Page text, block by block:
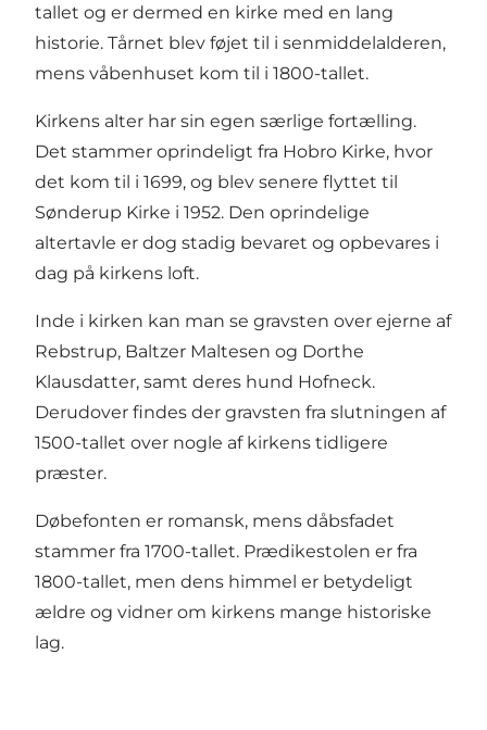
tallet og er dermed en kirke med en lang
historie. Tårnet blev føjet til i senmiddelalderen,
mens våbenhuset kom til i 1800-tallet.
Kirkens alter har sin egen særlige fortælling.
Det stammer oprindeligt fra Hobro Kirke, hvor
det kom til i 1699, og blev senere flyttet til
Sønderup Kirke i 1952. Den oprindelige
altertavle er dog stadig bevaret og opbevares i
dag på kirkens loft.
Inde i kirken kan man se gravsten over ejerne af
Rebstrup, Baltzer Maltesen og Dorthe
Klausdatter, samt deres hund Hofneck.
Derudover findes der gravsten fra slutningen af
1500-tallet over nogle af kirkens tidligere
præster.
Døbefonten er romansk, mens dåbsfadet
stammer fra 1700-tallet. Prædikestolen er fra
1800-tallet, men dens himmel er betydeligt
ældre og vidner om kirkens mange historiske
lag.